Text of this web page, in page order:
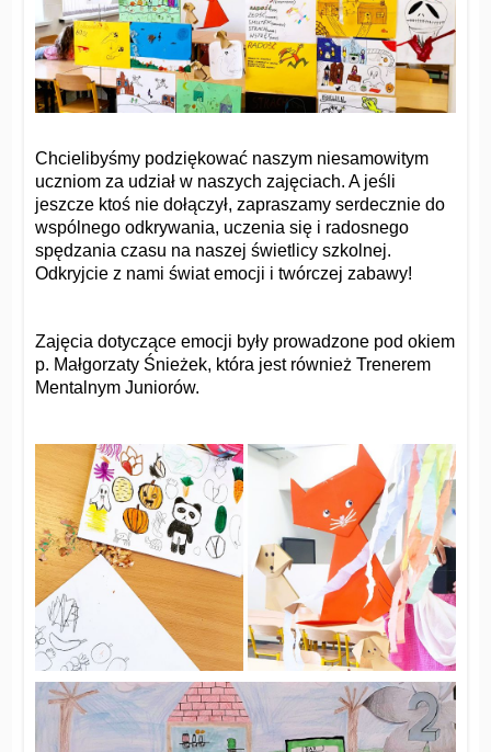
Chcielibyśmy podziękować naszym niesamowitym
uczniom za udział w naszych zajęciach. A jeśli
jeszcze ktoś nie dołączył, zapraszamy serdecznie do
wspólnego odkrywania, uczenia się i radosnego
spędzania czasu na naszej świetlicy szkolnej.
Odkryjcie z nami świat emocji i twórczej zabawy!
Zajęcia dotyczące emocji były prowadzone pod okiem
p. Małgorzaty Śnieżek, która jest również Trenerem
Mentalnym Juniorów.